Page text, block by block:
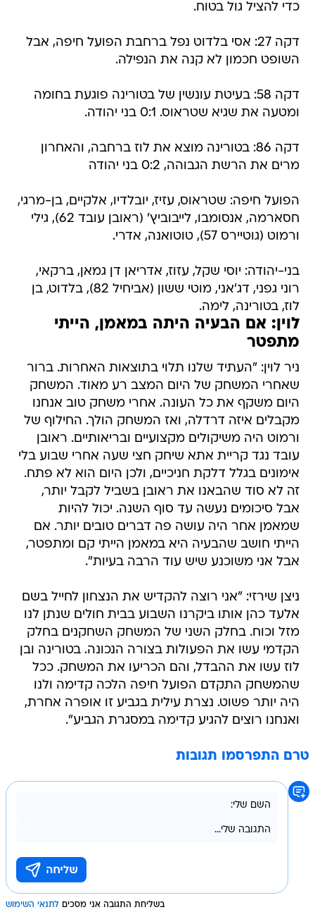
כדי להציל גול בטוח.
דקה 27: אסי בלדוט נפל ברחבת הפועל חיפה, אבל
השופט חכמון לא קנה את הנפילה.
דקה 58: בעיטת עונשין של בטורינה פוגעת בחומה
ומטעה את שגיא שטראוס. 0:1 בני יהודה.
דקה 86: בטורינה מוצא את לוז ברחבה, והאחרון
מרים את הרשת הגבוהה, 0:2 בני יהודה
הפועל חיפה: שטראוס, עזיז, יובלדיו, אלקיים, בן-מרגי,
חסארמה, אנסומבו, לייבוביץ' (ראובן עובד 62), גילי
ורמוט (גוטיירס 57), טוטואנה, אדרי.
בני-יהודה: יוסי שקל, עזוז, אדריאן דן גמאן, ברקאי,
רוני גפני, דג'אני, מוטי ששון (אביחיל 82), בלדוט, בן
לוז, בטורינה, לימה.
לוין: אם הבעיה היתה במאמן, הייתי
מתפטר
ניר לוין: "העתיד שלנו תלוי בתוצאות האחרות. ברור
שאחרי המשחק של היום המצב רע מאוד. המשחק
היום משקף את כל העונה. אחרי משחק טוב אנחנו
מקבלים איזה דרדלה, ואז המשחק הולך. החילוף של
ורמוט היה משיקולים מקצועיים ובריאותיים. ראובן
עובד נגד קריית אתא שיחק חצי שעה אחרי שבוע בלי
אימונים בגלל דלקת חניכיים, ולכן היום הוא לא פתח.
זה לא סוד שהבאנו את ראובן בשביל לקבל יותר,
אבל סיכומים נעשה עד סוף השנה. יכול להיות
שמאמן אחר היה עושה פה דברים טובים יותר. אם
הייתי חושב שהבעיה היא במאמן הייתי קם ומתפטר,
אבל אני משוכנע שיש עוד הרבה בעיות".
ניצן שירזי: "אני רוצה להקדיש את הנצחון לחייל בשם
אלעד כהן אותו ביקרנו השבוע בבית חולים שנתן לנו
מזל וכוח. בחלק השני של המשחק השחקנים בחלק
הקדמי עשו את הפעולות בצורה הנכונה. בטורינה ובן
לוז עשו את ההבדל, והם הכריעו את המשחק. ככל
שהמשחק התקדם הפועל חיפה הלכה קדימה ולנו
היה יותר פשוט. נצרת עילית בגביע זו אופרה אחרת,
ואנחנו רוצים להגיע קדימה במסגרת הגביע".
טרם התפרסמו תגובות
בשליחת התגובה אני מסכים לתנאי השימוש